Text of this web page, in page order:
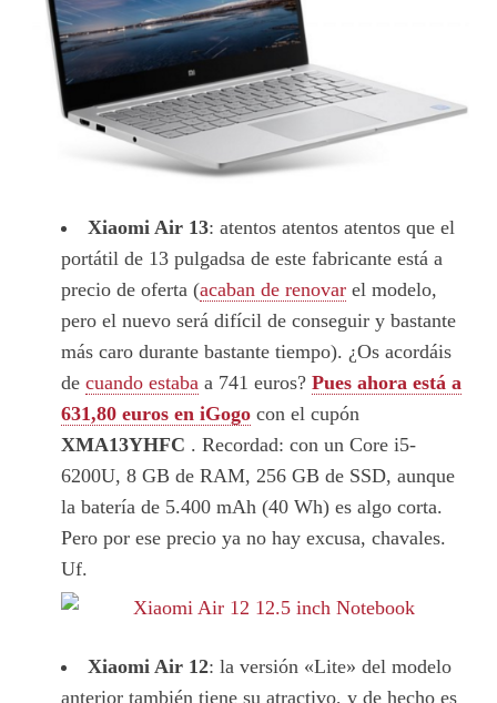
Xiaomi Air 13: atentos atentos atentos que el
portátil de 13 pulgadsa de este fabricante está a
precio de oferta (acaban de renovar el modelo,
pero el nuevo será difícil de conseguir y bastante
más caro durante bastante tiempo). ¿Os acordáis
de cuando estaba a 741 euros? Pues ahora está a
631,80 euros en iGogo con el cupón
XMA13YHFC . Recordad: con un Core i5-
6200U, 8 GB de RAM, 256 GB de SSD, aunque
la batería de 5.400 mAh (40 Wh) es algo corta.
Pero por ese precio ya no hay excusa, chavales.
Uf.
Xiaomi Air 12: la versión «Lite» del modelo
anterior también tiene su atractivo, y de hecho es